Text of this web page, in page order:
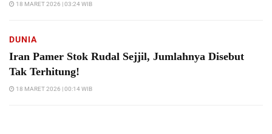
18 MARET 2026 | 03:24 WIB
DUNIA
Iran Pamer Stok Rudal Sejjil, Jumlahnya Disebut
Tak Terhitung!
18 MARET 2026 | 00:14 WIB